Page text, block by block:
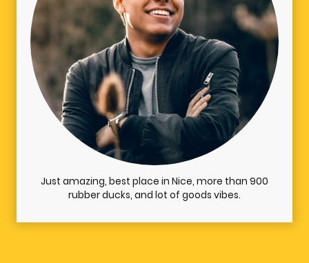
Just amazing, best place in Nice, more than 900
rubber ducks, and lot of goods vibes.